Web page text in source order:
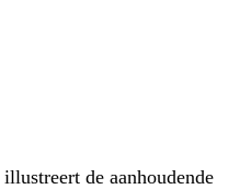
illustreert de aanhoudende